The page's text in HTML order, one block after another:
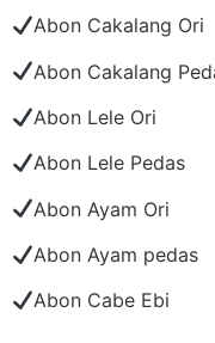
Abon Cakalang Ori
Abon Cakalang
Abon Lele Ori
Abon Lele Pedas
Abon Ayam Ori
Abon Ayam pedas
Abon Cabe Ebi